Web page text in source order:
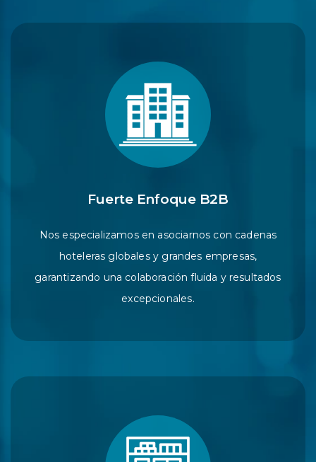
Fuerte Enfoque B2B
Nos especializamos en asociarnos con cadenas
hoteleras globales y grandes empresas,
garantizando una colaboración fluida y resultados
excepcionales.